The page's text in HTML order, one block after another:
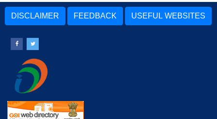
DISCLAIMER FEEDBACK USEFUL WEBSITES